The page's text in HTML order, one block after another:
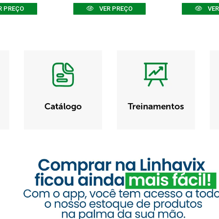
PREÇO VER PREÇO